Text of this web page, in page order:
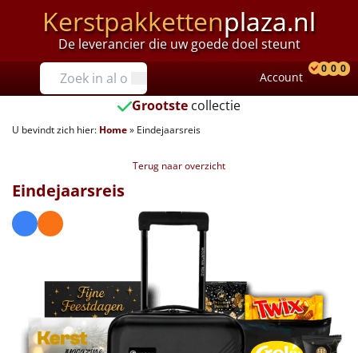
Kerstpakkettenplaza.nl
De leverancier die uw goede doel steunt
Prijzen
Tot €25
€25 tot €35
€40 tot €45
€50 tot €55
€55 tot €75
Account
0 0 0
Grootste collectie
U bevindt zich hier: Home» Eindejaarsreis
Terug naar overzicht
Eindejaarsreis